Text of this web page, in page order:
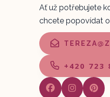
Ať už potřebujete
chcete popovídat
+420 723